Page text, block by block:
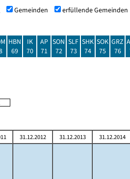
Gemeinden erfüllende Gemeinden
HBN
69
IK
70
AP
71
SON
72
SLF
73
SHK
74
SOK
75
GRZ
76
31.12.2012 31.12.2013 31.12.2014